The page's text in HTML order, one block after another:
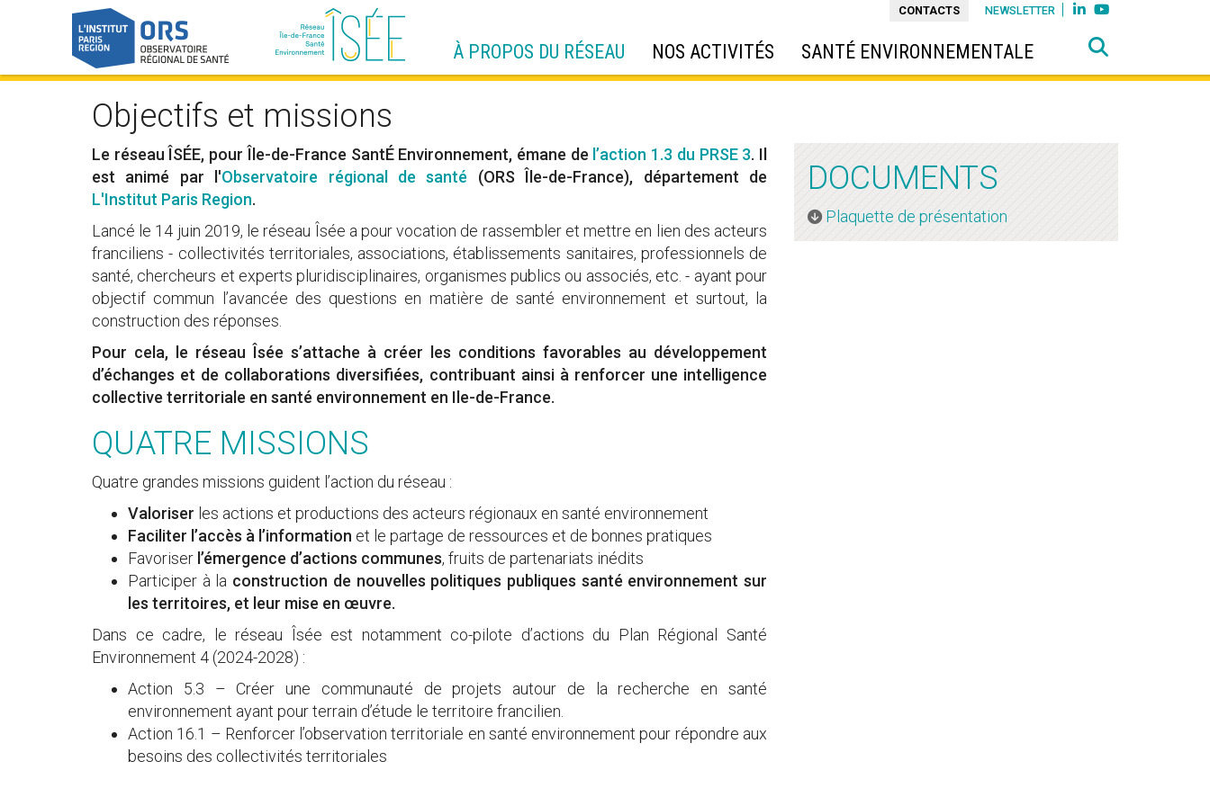
NEWSLETTER  
CONTACTS
À PROPOS DU RÉSEAU NOS ACTIVITÉS SANTÉ ENVIRONNEMENTALE
Objectifs et missions
Le réseau ÎSÉE, pour Île-de-France SantÉ Environnement, émane de l’action 1.3 du PRSE 3. Il
est animé par l'Observatoire régional de santé (ORS Île-de-France), département de
L'Institut Paris Region.
Lancé le 14 juin 2019, le réseau Îsée a pour vocation de rassembler et mettre en lien des acteurs
franciliens - collectivités territoriales, associations, établissements sanitaires, professionnels de
santé, chercheurs et experts pluridisciplinaires, organismes publics ou associés, etc. - ayant pour
objectif commun l’avancée des questions en matière de santé environnement et surtout, la
construction des réponses.
Pour cela, le réseau Îsée s’attache à créer les conditions favorables au développement
d’échanges et de collaborations diversifiées, contribuant ainsi à renforcer une intelligence
collective territoriale en santé environnement en Ile-de-France.
QUATRE MISSIONS
Quatre grandes missions guident l’action du réseau :
Valoriser les actions et productions des acteurs régionaux en santé environnement
Faciliter l’accès à l’information et le partage de ressources et de bonnes pratiques
Favoriser l’émergence d’actions communes, fruits de partenariats inédits
Participer à la construction de nouvelles politiques publiques santé environnement sur
les territoires, et leur mise en œuvre.
Dans ce cadre, le réseau Îsée est notamment co-pilote d’actions du Plan Régional Santé
Environnement 4 (2024-2028) :
Action 5.3 – Créer une communauté de projets autour de la recherche en santé
environnement ayant pour terrain d’étude le territoire francilien.
Action 16.1 – Renforcer l’observation territoriale en santé environnement pour répondre aux
besoins des collectivités territoriales
DOCUMENTS
Plaquette de présentation